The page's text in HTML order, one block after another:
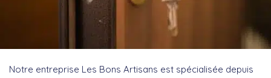
Notre entreprise Les Bons Artisans est spécialisée depuis